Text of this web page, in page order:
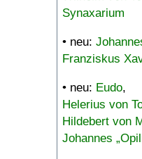
Synaxarium
• neu:
Franziskus
• neu: Eudo,
Helerius von
Hildebert von
Johannes